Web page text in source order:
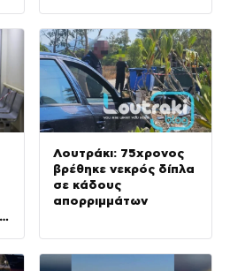
Λουτράκι: 75χρονος
βρέθηκε νεκρός δίπλα
σε κάδους
απορριμμάτων